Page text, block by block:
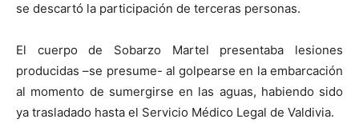
se descartó la participación de terceras personas.
El cuerpo de Sobarzo Martel presentaba lesiones
producidas –se presume- al golpearse en la embarcación
al momento de sumergirse en las aguas, habiendo sido
ya trasladado hasta el Servicio Médico Legal de Valdivia.